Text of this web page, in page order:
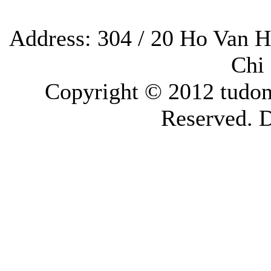
Address: 304 / 20 Ho Van
Copyright © 2012
Reserved.